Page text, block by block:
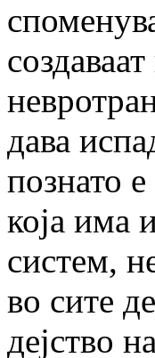
дава
познато
која има
систем,
во сите
дејство